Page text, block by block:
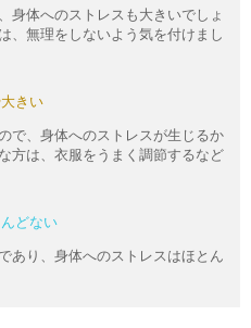
身体へのストレスも大きいでしょ
、無理をしないよう気を付けまし
きい
で、身体へのストレスが生じるか
方は、衣服をうまく調節するなど
どない
あり、身体へのストレスはほとん